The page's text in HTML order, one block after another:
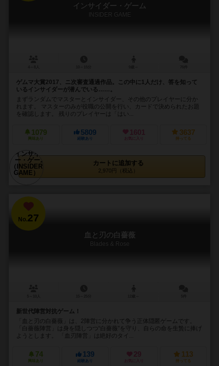
インサイダー・ゲーム
INSIDER GAME
ゲムマ大賞2017、ニ次審査通過作品。この中に1人だけ、答を知って
いるインサイダーが潜んでいる……。
まずランダムでマスターとインサイダー、その他のプレイヤーに分か
れます。 マスターのみが役職の公開を行い、カードで決められたお題
を確認します。 残りのプレイヤーは「はい...
1079
興味あり
5809
経験あり
1601
お気に入り
3637
持ってる
カートに追加する
2,970円（税込）
No.27
血と刃の白薔薇
Blades & Rose
新世代陣営対抗ゲーム！
「血と刃の白薔薇」は、2陣営に分かれて争う正体隠匿ゲームです。
「白薔薇陣営」は身を隠しつつ“白薔薇”を守り、自らの命を生贄に捧げ
ようとします。 「血刃陣営」は絶好のタイ...
74
興味あり
139
経験あり
29
お気に入り
113
持ってる